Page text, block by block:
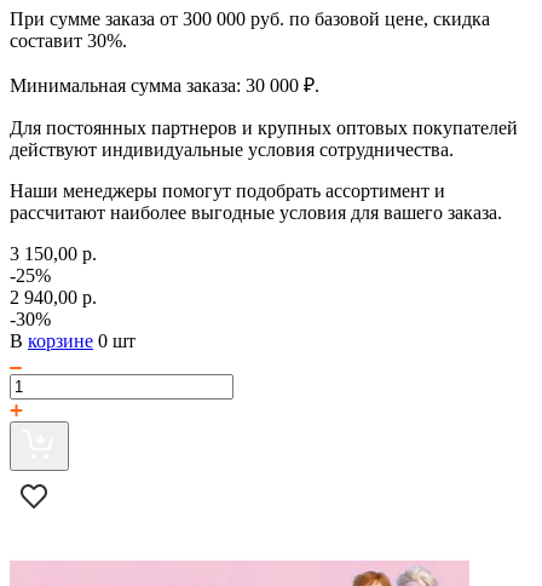
При сумме заказа от 300 000 руб. по базовой цене, скидка
составит 30%.
Минимальная сумма заказа: 30 000 ₽.
Для постоянных партнеров и крупных оптовых покупателей
действуют индивидуальные условия сотрудничества.
Наши менеджеры помогут подобрать ассортимент и
рассчитают наиболее выгодные условия для вашего заказа.
3 150,00 р.
-25%
2 940,00 р.
-30%
В корзине 0 шт